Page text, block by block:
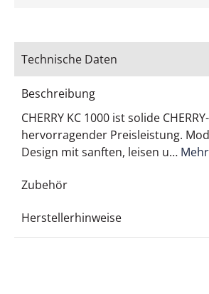
Technische Daten
Beschreibung
CHERRY KC 1000 ist solide
hervorragender Preisleistung.
Design mit sanften, leisen u… Mehr
Zubehör
Herstellerhinweise